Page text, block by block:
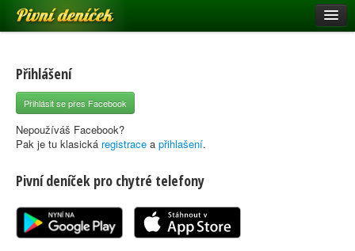
Pivní deníček
Pivní mapa
Pivní značky
Nápověda
Registrace
Přihlášení
Přihlásit se přes Facebook
Nepoužíváš Facebook?
Pak je tu klasická registrace a přihlašení.
Pivní deníček pro chytré telefony